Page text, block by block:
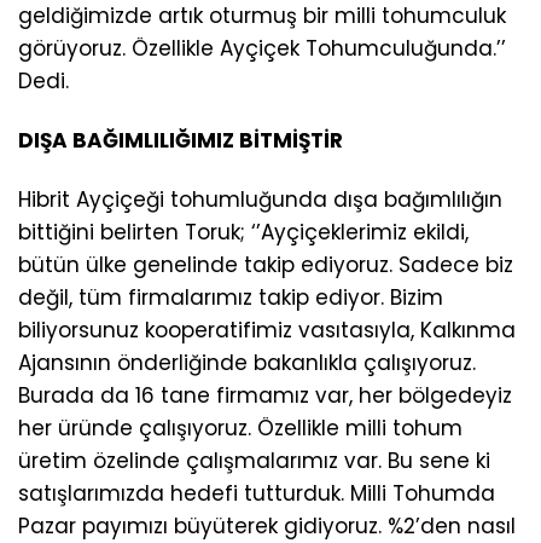
geldiğimizde artık oturmuş bir milli tohumculuk
görüyoruz. Özellikle Ayçiçek Tohumculuğunda.’’
Dedi.
DIŞA BAĞIMLILIĞIMIZ BİTMİŞTİR
Hibrit Ayçiçeği tohumluğunda dışa bağımlılığın
bittiğini belirten Toruk; ‘’Ayçiçeklerimiz ekildi,
bütün ülke genelinde takip ediyoruz. Sadece biz
değil, tüm firmalarımız takip ediyor. Bizim
biliyorsunuz kooperatifimiz vasıtasıyla, Kalkınma
Ajansının önderliğinde bakanlıkla çalışıyoruz.
Burada da 16 tane firmamız var, her bölgedeyiz
her üründe çalışıyoruz. Özellikle milli tohum
üretim özelinde çalışmalarımız var. Bu sene ki
satışlarımızda hedefi tutturduk. Milli Tohumda
Pazar payımızı büyüterek gidiyoruz. %2’den nasıl